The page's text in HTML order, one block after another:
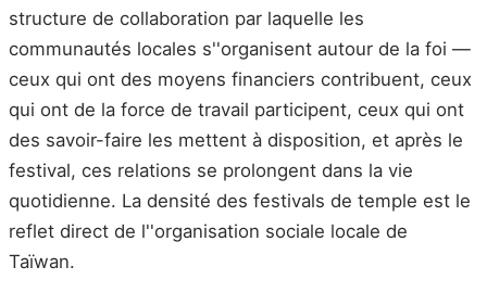
structure de collaboration par laquelle les
communautés locales s''organisent autour de la foi —
ceux qui ont des moyens financiers contribuent, ceux
qui ont de la force de travail participent, ceux qui ont
des savoir-faire les mettent à disposition, et après le
festival, ces relations se prolongent dans la vie
quotidienne. La densité des festivals de temple est le
reflet direct de l''organisation sociale locale de
Taïwan.